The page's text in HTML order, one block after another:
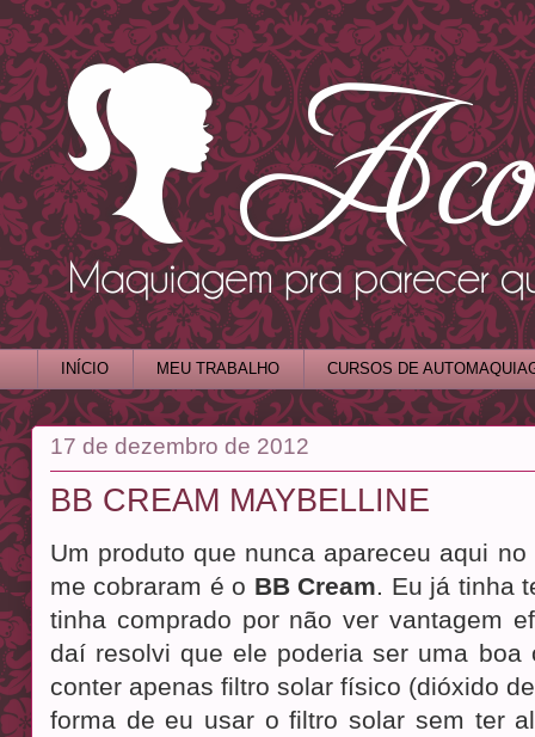
INÍCIO MEU TRABALHO CURSOS DE
17 de dezembro de 2012
BB CREAM MAYBELLINE
Um produto que nunca apareceu aqui
me cobraram é o BB Cream . Eu já tinha
tinha comprado por não ver vantagem
daí resolvi que ele poderia ser uma boa
conter apenas filtro solar físico (dióxido
forma de eu usar o filtro solar sem ter